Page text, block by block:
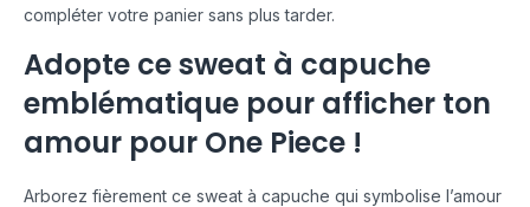
compléter votre panier sans plus tarder.
Adopte ce sweat à capuche
emblématique pour afficher ton
amour pour One Piece !
Arborez fièrement ce sweat à capuche qui symbolise l’amour